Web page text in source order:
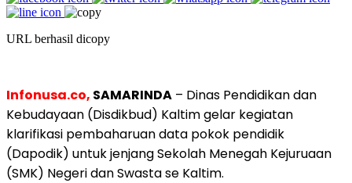
URL berhasil dicopy
Infonusa.co, SAMARINDA – Dinas Pendidikan dan
Kebudayaan (Disdikbud) Kaltim gelar kegiatan
klarifikasi pembaharuan data pokok pendidik
(Dapodik) untuk jenjang Sekolah Menegah Kejuruaan
(SMK) Negeri dan Swasta se Kaltim.